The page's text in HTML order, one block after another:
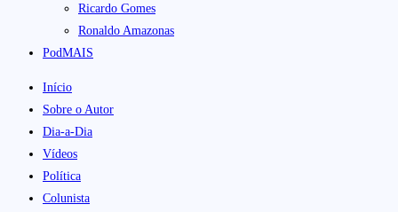
Ricardo Gomes
Ronaldo Amazonas
PodMAIS
Início
Sobre o Autor
Dia-a-Dia
Vídeos
Política
Colunista